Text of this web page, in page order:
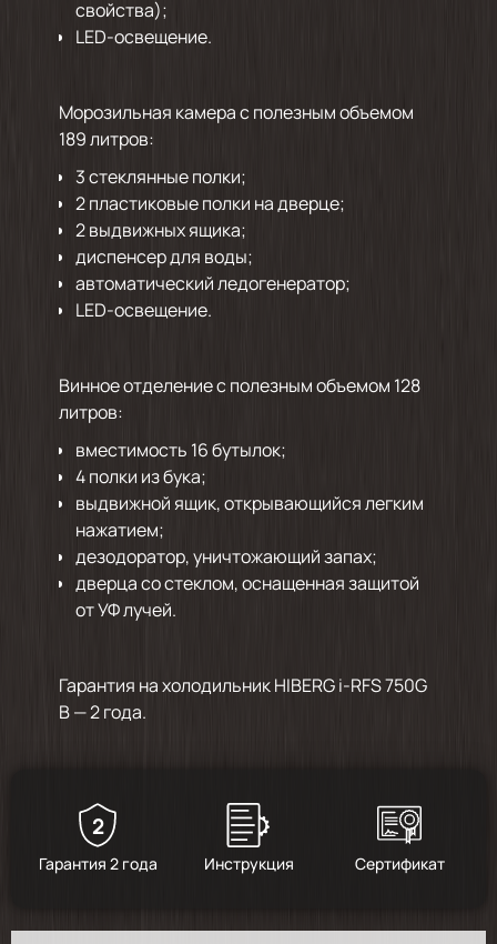
свойства);
LED-освещение.
Морозильная камера с полезным объемом
189 литров:
3 стеклянные полки;
2 пластиковые полки на дверце;
2 выдвижных ящика;
диспенсер для воды;
автоматический ледогенератор;
LED-освещение.
Винное отделение с полезным объемом 128
литров:
вместимость 16 бутылок;
4 полки из бука;
выдвижной ящик, открывающийся легким
нажатием;
дезодоратор, уничтожающий запах;
дверца со стеклом, оснащенная защитой
от УФ лучей.
Гарантия на холодильник HIBERG i-RFS 750G
B — 2 года.
2
Гарантия 2 года Инструкция Сертификат